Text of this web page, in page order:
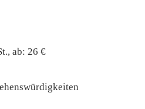
ab: 26 €